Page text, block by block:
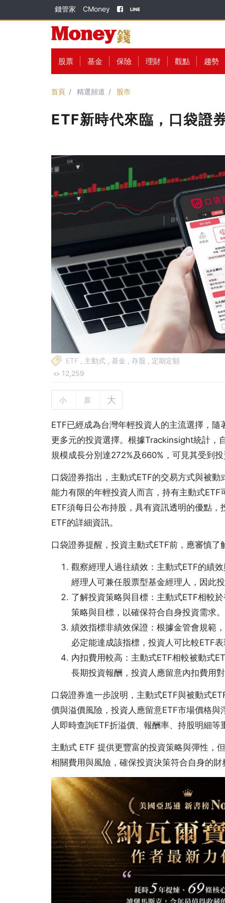
錢管家 CMoney
股票 基金 保險 理財 觀點 趨勢
首頁 精選頻道 股市
ETF新時代來臨，口袋證
ETF , 主動式 , 基金 , 存股 , 定期定額
12,259
小 原 大
ETF已經成為台灣年輕投資人的主流選擇，
更多元的投資選擇。根據Trackinsight統計，
規模成長分別達272%及660%，可見其受到
口袋證券指出，主動式ETF的交易方式與被
能力有限的年輕投資人而言，持有主動式
ETF須每日公布持股，具有資訊透明的優點
ETF的詳細資訊。
口袋證券提醒，投資主動式ETF前，應審慎了
觀察經理人過往績效：主動式ETF的績
經理人可兼任股票型基金經理人，因此
了解投資策略與目標：主動式ETF相較
策略與目標，以確保符合自身投資需求。
績效指標非績效保證：根據金管會規範
必定能達成該指標，投資人可比較ETF
內扣費用較高：主動式ETF相較被動式
長期投資報酬，投資人應留意內扣費用
口袋證券進一步說明，主動式ETF與被動式
價與溢價風險，投資人應留意ETF市場價格
人即時查詢ETF折溢價、報酬率、持股明細
主動式 ETF 提供更豐富的投資策略與彈性，
相關費用與風險，確保投資決策符合自身的